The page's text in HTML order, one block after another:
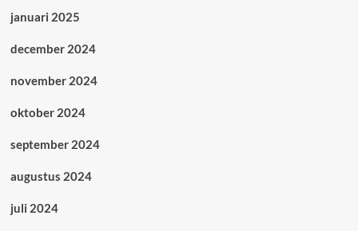
januari 2025
december 2024
november 2024
oktober 2024
september 2024
augustus 2024
juli 2024